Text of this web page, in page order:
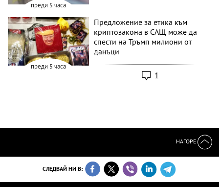
преди 5 часа
преди 5 часа
Предложение за етика към
криптозакона в САЩ може да
спести на Тръмп милиони от
данъци
1
НАГОРЕ
СЛЕДВАЙ НИ В: